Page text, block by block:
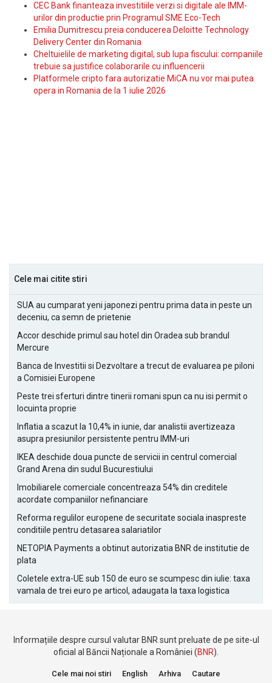
CEC Bank finanteaza investitiile verzi si digitale ale IMM-
urilor din productie prin Programul SME Eco-Tech
Emilia Dumitrescu preia conducerea Deloitte Technology
Delivery Center din Romania
Cheltuielile de marketing digital, sub lupa fiscului: companiile
trebuie sa justifice colaborarile cu influencerii
Platformele cripto fara autorizatie MiCA nu vor mai putea
opera in Romania de la 1 iulie 2026
Cele mai citite stiri
SUA au cumparat yeni japonezi pentru prima data in peste un
deceniu, ca semn de prietenie
Accor deschide primul sau hotel din Oradea sub brandul
Mercure
Banca de Investitii si Dezvoltare a trecut de evaluarea pe piloni
a Comisiei Europene
Peste trei sferturi dintre tinerii romani spun ca nu isi permit o
locuinta proprie
Inflatia a scazut la 10,4% in iunie, dar analistii avertizeaza
asupra presiunilor persistente pentru IMM-uri
IKEA deschide doua puncte de servicii in centrul comercial
Grand Arena din sudul Bucurestiului
Imobiliarele comerciale concentreaza 54% din creditele
acordate companiilor nefinanciare
Reforma regulilor europene de securitate sociala inaspreste
conditiile pentru detasarea salariatilor
NETOPIA Payments a obtinut autorizatia BNR de institutie de
plata
Coletele extra-UE sub 150 de euro se scumpesc din iulie: taxa
vamala de trei euro pe articol, adaugata la taxa logistica
Informațiile despre cursul valutar BNR sunt preluate de pe site-ul
oficial al Băncii Naționale a României (BNR).
Cele mai noi stiri English Arhiva Cautare